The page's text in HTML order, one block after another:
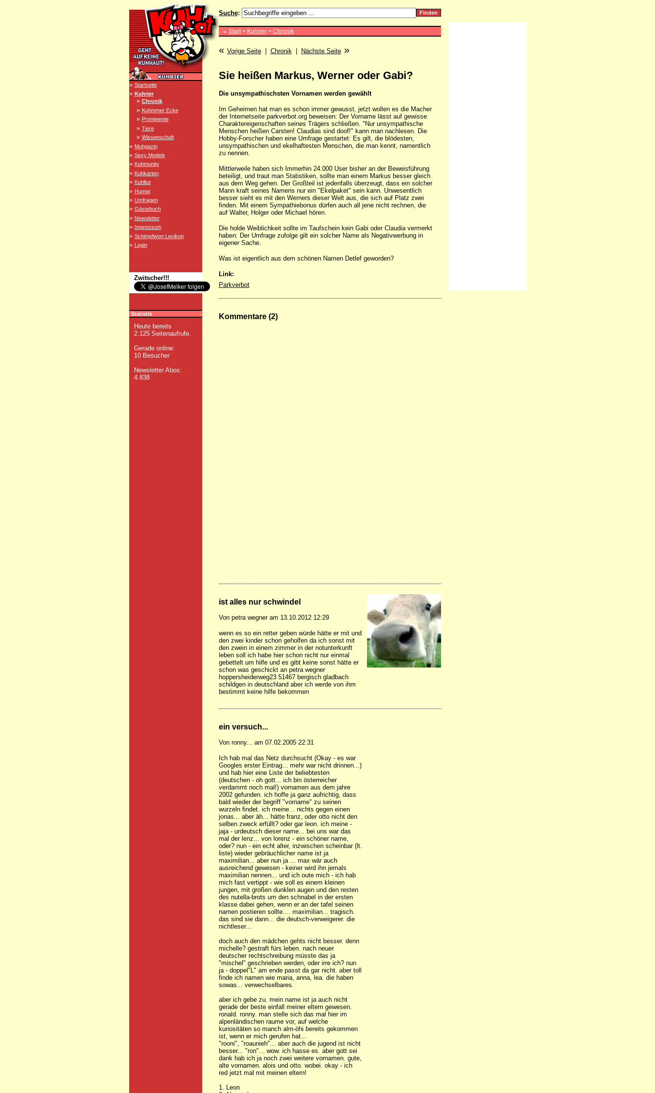
» Startseite
» Kuhrier
» Chronik
» Kuhmmer Ecke
» Prominente
» Tiere
» Wissenschaft
» Muhgazin
» Sexy Models
» Kuhmunity
» Kuhkarten
» Kuhltur
» Humor
» Umfragen
» Gästebuch
» Newsletter
» Impressum
» Schimpfwort Lexikon
» Login
Zwitscher!!!
Statistik
Heute bereits
2.125 Seitenaufrufe.
Gerade online:
10 Besucher
Newsletter Abos:
4.838
Suche:
Start > Kuhrier > Chronik
« Vorige Seite Chronik Nächste Seite»
Sie heißen Markus, Werner oder Gabi?
Die unsympathischsten Vornamen werden gewählt
Im Geheimen hat man es schon immer gewusst, jetzt wollen es die Macher
der Internetseite parkverbot.org beweisen: Der Vorname lässt auf gewisse
Charaktereigenschaften seines Trägers schließen. "Nur unsympathische
Menschen heißen Carsten! Claudias sind doof!" kann man nachlesen. Die
Hobby-Forscher haben eine Umfrage gestartet: Es gilt, die blödesten,
unsympathischen und ekelhaftesten Menschen, die man kennt, namentlich
zu nennen.
Mittlerweile haben sich Immerhin 24.000 User bisher an der Beweisführung
beteiligt, und traut man Statistiken, sollte man einem Markus besser gleich
aus dem Weg gehen. Der Großteil ist jedenfalls überzeugt, dass ein solcher
Mann kraft seines Namens nur ein "Ekelpaket" sein kann. Unwesentlich
besser sieht es mit den Werners dieser Welt aus, die sich auf Platz zwei
finden. Mit einem Sympathiebonus dürfen auch all jene nicht rechnen, die
auf Walter, Holger oder Michael hören.
Die holde Weiblichkeit sollte im Taufschein kein Gabi oder Claudia vermerkt
haben: Der Umfrage zufolge gilt ein solcher Name als Negativwerbung in
eigener Sache.
Was ist eigentlich aus dem schönen Namen Detlef geworden?
Link:
Parkverbot
Kommentare (2)
ist alles nur schwindel
Von petra wegner am 13.10.2012 12:29
wenn es so ein retter geben würde hätte er mit und
den zwei kinder schon geholfen da ich sonst mit
den zwein in einem zimmer in der notunterkunft
leben soll ich habe hier schon nicht nur einmal
gebettelt um hilfe und es gibt keine sonst hätte er
schon was geschickt an petra wegner
hoppersheiderweg23 51467 bergisch gladbach
schildgen in deutschland aber ich werde von ihm
bestimmt keine hilfe bekommen
ein versuch...
Von ronny... am 07.02.2005 22:31
Ich hab mal das Netz durchsucht (Okay - es war
Googles erster Eintrag... mehr war nicht drinnen...)
und hab hier eine Liste der beliebtesten
(deutschen - oh gott... ich bin österreicher
verdammt noch mal!) vornamen aus dem jahre
2002 gefunden. ich hoffe ja ganz aufrichtig, dass
bald wieder der begriff "vorname" zu seinen
wurzeln findet. ich meine... nichts gegen einen
jonas... aber äh... hätte franz, oder otto nicht den
selben zweck erfüllt? oder gar leon. ich meine -
jaja - urdeutsch dieser name... bei uns war das
mal der lenz... von lorenz - ein schöner name,
oder? nun - ein echt alter, inzwischen scheinbar (lt.
liste) wieder gebräuchlicher name ist ja
maximilian... aber nun ja ... max wär auch
ausreichend gewesen - keiner wird ihn jemals
maximilian nennen... und ich oute mich - ich hab
mich fast vertippt - wie soll es einem kleinen
jungen, mit großen dunklen augen und den resten
des nutella-brots um den schnabel in der ersten
klasse dabei gehen, wenn er an der tafel seinen
namen postieren sollte.... maximilian... tragisch.
das sind sie dann... die deutsch-verweigerer. die
nichtleser...
doch auch den mädchen gehts nicht besser. denn
michelle? gestraft fürs leben. nach neuer
deutscher rechtschreibung müsste das ja
"mischel" geschrieben werden, oder irre ich? nun
ja - doppel"L" am ende passt da gar nicht. aber toll
finde ich namen wie maria, anna, lea. die haben
sowas... verwechselbares.
aber ich gebe zu. mein name ist ja auch nicht
gerade der beste einfall meiner eltern gewesen.
ronald. ronny. man stelle sich das mal hier im
alpenländischen raume vor, auf welche
kuriositäten so manch alm-öhi bereits gekommen
ist, wenn er mich gerufen hat...
"rooni", "roaunieh"... aber auch die jugend ist nicht
besser... "ron"... wow. ich hasse es. aber gott sei
dank hab ich ja noch zwei weitere vornamen. gute,
alte vornamen. alois und otto. wobei. okay - ich
red jetzt mal mit meinen eltern!
1. Leon